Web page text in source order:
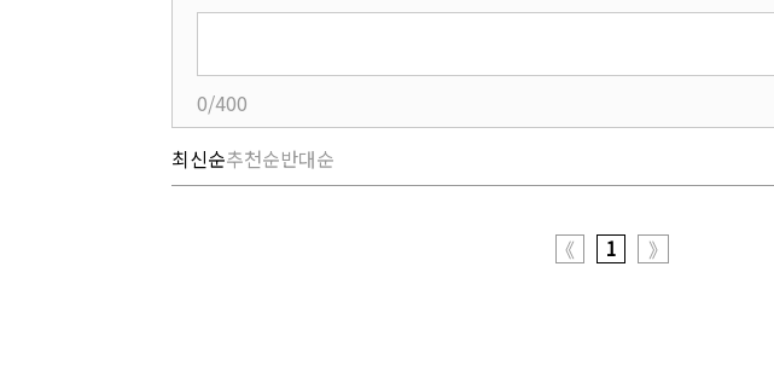
0/400
최신순추천순반대순
《 1 》